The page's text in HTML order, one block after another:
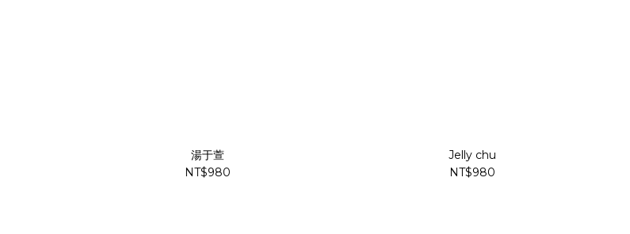
湯于萱
NT$980
Jelly chu
NT$980